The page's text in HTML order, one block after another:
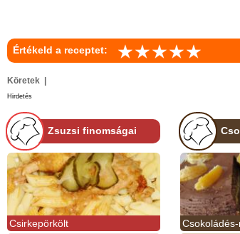
Értékeld a receptet:
Köretek |
Hirdetés
Zsuzsi finomságai
Csirkepörkölt